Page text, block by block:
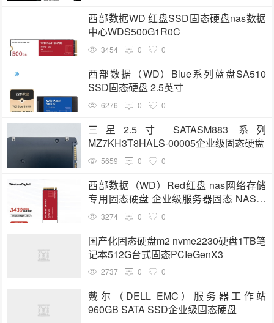
西部数据WD 红盘SSD固态硬盘nas数据
中心WDS500G1R0C
3454 0 0
西部数据（WD）Blue系列蓝盘SA510
SSD固态硬盘 2.5英寸
6276 0 0
三星2.5寸 SATASM883 系列
MZ7KH3T8HALS-00005企业级固态硬盘
5659 0 0
西部数据（WD）Red红盘 nas网络存储
专用固态硬盘 企业级服务器固态 NAS固
态 M.2接口1TB（WDS100T1R0C）
3274 0 0
国产化固态硬盘m2 nvme2230硬盘1TB笔
记本512G台式固态PCIeGenX3
2737 0 0
戴尔（DELL EMC）服务器工作站
960GB SATA SSD企业级固态硬盘